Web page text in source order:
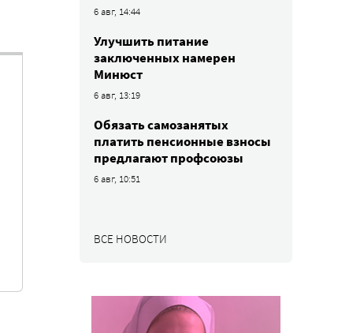
6 авг, 14:44
Улучшить питание
заключенных намерен
Минюст
6 авг, 13:19
Обязать самозанятых
платить пенсионные взносы
предлагают профсоюзы
6 авг, 10:51
ВСЕ НОВОСТИ